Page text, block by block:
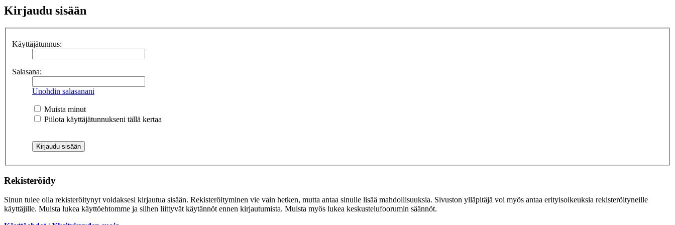
Kirjaudu sisään
Käyttäjätunnus:
Salasana:
Unohdin salasanani
Muista minut
Piilota käyttäjätunnukseni tällä kertaa
Rekisteröidy
Sinun tulee olla rekisteröitynyt voidaksesi kirjautua sisään. Rekisteröityminen vie vain hetken, mutta antaa sinulle lisää mahdollisuuksia. Sivuston ylläpitäjä voi myös antaa erityisoikeuksia rekisteröityneille
käyttäjille. Muista lukea käyttöehtomme ja siihen liittyvät käytännöt ennen kirjautumista. Muista myös lukea keskustelufoorumin säännöt.